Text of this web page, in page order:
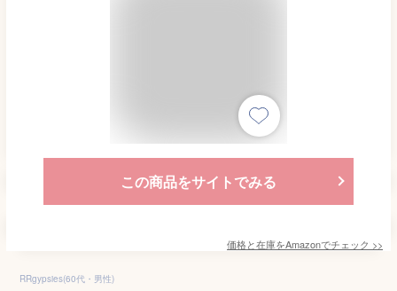
この商品をサイトでみる
価格と在庫をAmazonでチェック >>
RRgypsies(60代・男性)